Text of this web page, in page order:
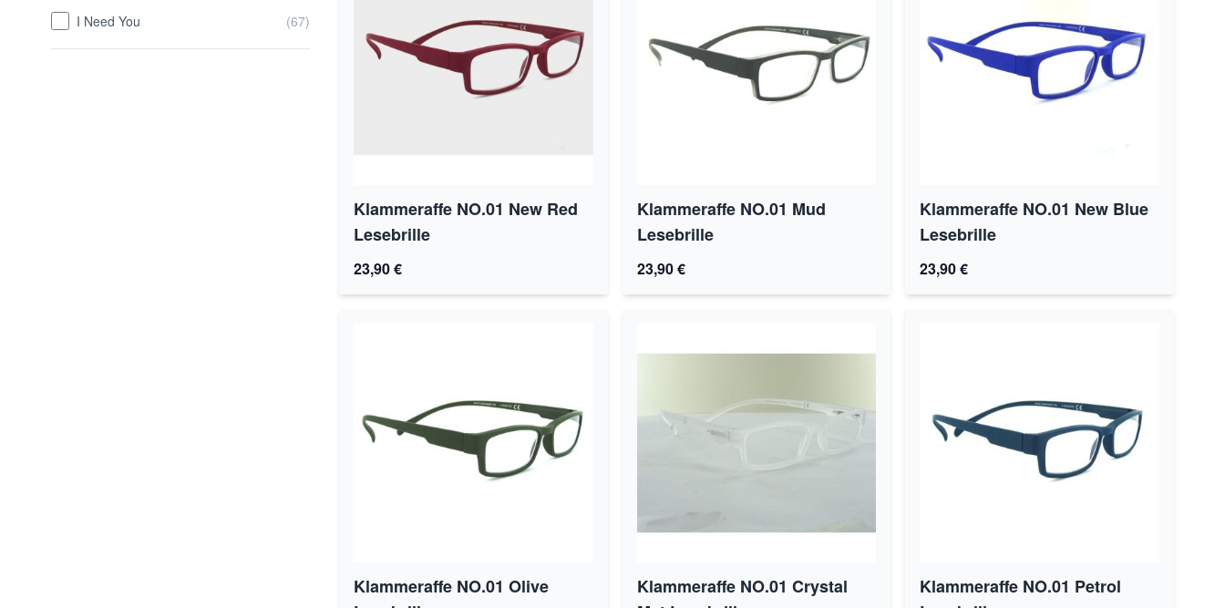
I Need You (67)
Klammeraffe NO.01 New Red
Lesebrille
23,90 €
Klammeraffe NO.01 Mud
Lesebrille
23,90 €
Klammeraffe NO.01 New Blue
Lesebrille
23,90 €
Klammeraffe NO.01 Olive
Klammeraffe NO.01 Crystal
Klammeraffe NO.01 Petrol